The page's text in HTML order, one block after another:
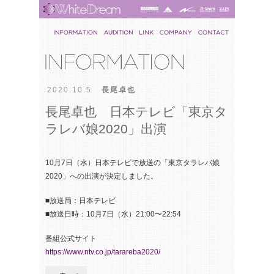
2020.10.5 長尾卓也
長尾卓也 日本テレビ「東京タ
ラレバ娘2020」出演
10月7日（水）日本テレビで放送の「東京タラレバ娘
2020」への出演が決定しました。
■放送局：日本テレビ
■放送日時：10月7日（水）21:00〜22:54
番組公式サイト
https://www.ntv.co.jp/tarareba2020/